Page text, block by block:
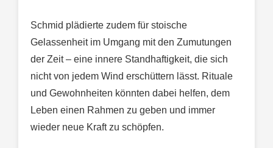
Schmid plädierte zudem für stoische
Gelassenheit im Umgang mit den Zumutungen
der Zeit – eine innere Standhaftigkeit, die sich
nicht von jedem Wind erschüttern lässt. Rituale
und Gewohnheiten könnten dabei helfen, dem
Leben einen Rahmen zu geben und immer
wieder neue Kraft zu schöpfen.